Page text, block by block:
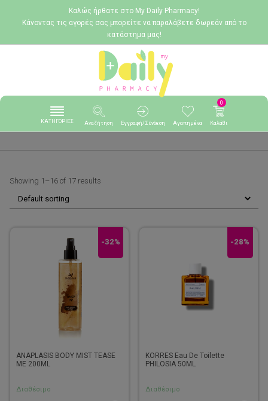
Καλώς ήρθατε στο My Daily Pharmacy!
Κάνοντας τις αγορές σας μπορείτε να παραλάβετε δωρεάν από το
κατάστημα μας!
ΚΑΤΗΓΟΡΙΕΣ Αναζήτηση Εγγραφή/Σύνδεση Αγαπημένα
0
Καλάθι
Showing 1–16 of 17 results
-32%
ANAPLASIS BODY MIST TEASE
ME 200ML
Διαθέσιμο
-28%
KORRES Eau De Toilette
PHILOSIA 50ML
Διαθέσιμο